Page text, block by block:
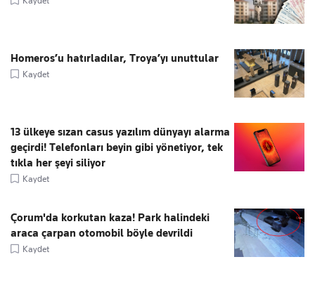
Homeros’u hatırladılar, Troya’yı unuttular
Kaydet
13 ülkeye sızan casus yazılım dünyayı alarma
geçirdi! Telefonları beyin gibi yönetiyor, tek
tıkla her şeyi siliyor
Kaydet
Çorum'da korkutan kaza! Park halindeki
araca çarpan otomobil böyle devrildi
Kaydet